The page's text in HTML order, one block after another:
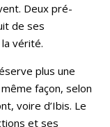
Deux pré-
de ses
vérité.
plus une
façon, selon
voire d’Ibis. Le
et ses